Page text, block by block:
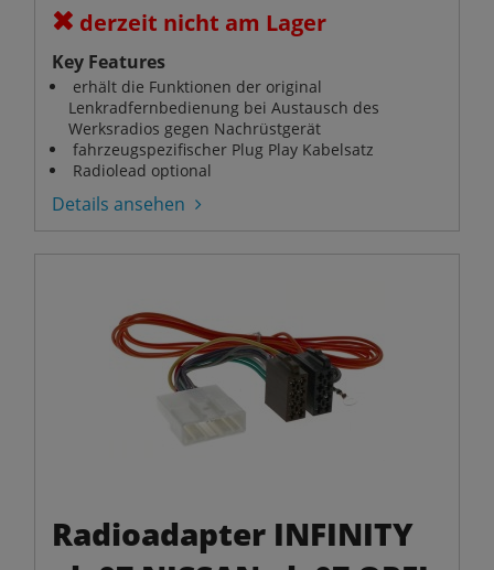
derzeit nicht am Lager
Key Features
erhält die Funktionen der original
Lenkradfernbedienung bei Austausch des
Werksradios gegen Nachrüstgerät
fahrzeugspezifischer Plug Play Kabelsatz
Radiolead optional
Details ansehen
Radioadapter INFINITY